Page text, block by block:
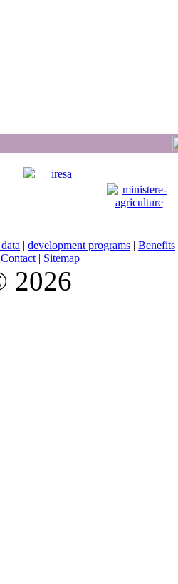
| development programs | Benefits
Contact | Sitemap
2026